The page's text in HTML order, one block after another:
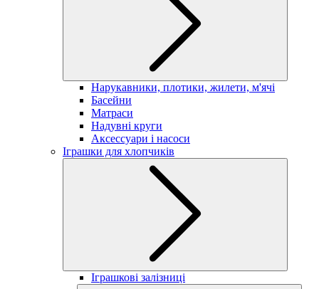
Нарукавники, плотики, жилети, м'ячі
Басейни
Матраси
Надувні круги
Аксессуари і насоси
Іграшки для хлопчиків
Іграшкові залізниці